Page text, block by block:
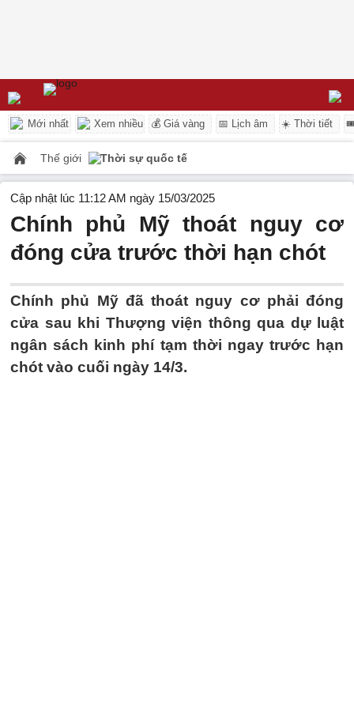
Mới nhất Xem nhiều 💰 Giá vàng 📅 Lịch âm ☀️ Thời tiết
Thế giới Thời sự quốc tế
Cập nhật lúc 11:12 AM ngày 15/03/2025
Chính phủ Mỹ thoát nguy cơ
đóng cửa trước thời hạn chót
Chính phủ Mỹ đã thoát nguy cơ phải đóng
cửa sau khi Thượng viện thông qua dự luật
ngân sách kinh phí tạm thời ngay trước hạn
chót vào cuối ngày 14/3.